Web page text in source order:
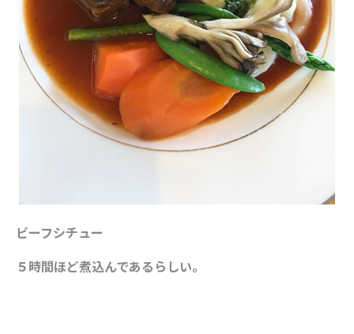
ビーフシチュー
５時間ほど煮込んであるらしい。